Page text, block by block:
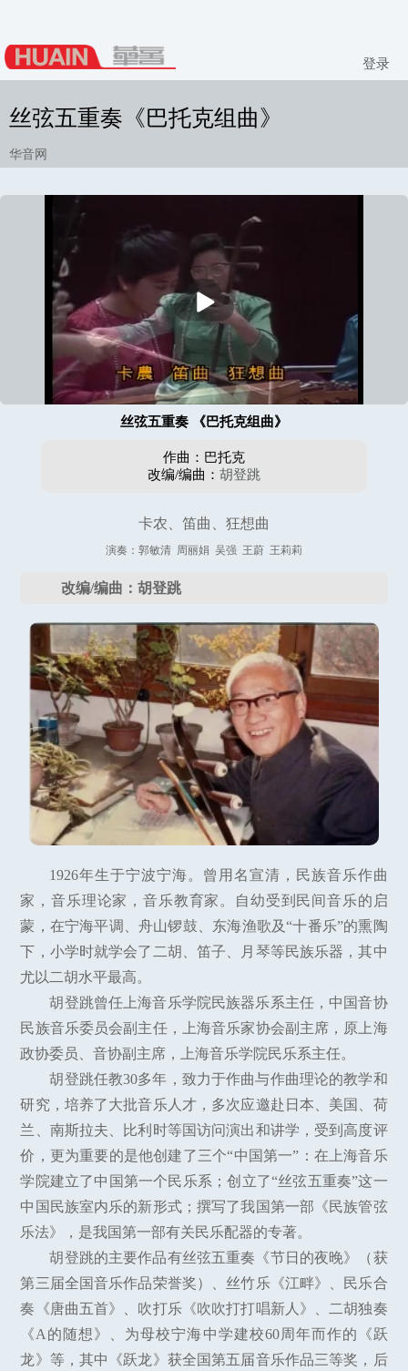
登录
丝弦五重奏《巴托克组曲》
华音网
放
丝弦五重奏 《巴托克组曲》
作曲：巴托克
改编/编曲： 胡登跳
卡农、笛曲、狂想曲
演奏：郭敏清 周丽娟 吴强 王蔚 王莉莉
改编/编曲：胡登跳
1926年生于宁波宁海。曾用名宣清，民族音乐作曲
家，音乐理论家，音乐教育家。自幼受到民间音乐的启
蒙，在宁海平调、舟山锣鼓、东海渔歌及“十番乐”的熏陶
下，小学时就学会了二胡、笛子、月琴等民族乐器，其中
尤以二胡水平最高。
胡登跳曾任上海音乐学院民族器乐系主任，中国音协
民族音乐委员会副主任，上海音乐家协会副主席，原上海
政协委员、音协副主席，上海音乐学院民乐系主任。
胡登跳任教30多年，致力于作曲与作曲理论的教学和
研究，培养了大批音乐人才，多次应邀赴日本、美国、荷
兰、南斯拉夫、比利时等国访问演出和讲学，受到高度评
价，更为重要的是他创建了三个“中国第一”：在上海音乐
学院建立了中国第一个民乐系；创立了“丝弦五重奏”这一
中国民族室内乐的新形式；撰写了我国第一部《民族管弦
乐法》，是我国第一部有关民乐配器的专著。
胡登跳的主要作品有丝弦五重奏《节日的夜晚》（获
第三届全国音乐作品荣誉奖）、丝竹乐《江畔》、民乐合
奏《唐曲五首》、吹打乐《吹吹打打唱新人》、二胡独奏
《A的随想》、为母校宁海中学建校60周年而作的《跃
龙》等，其中《跃龙》获全国第五届音乐作品三等奖，后